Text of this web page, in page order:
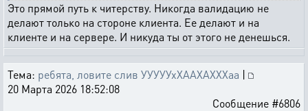
Это прямой путь к читерству. Никогда валидацию не
делают только на стороне клиента. Ее делают и на
клиенте и на сервере. И никуда ты от этого не денешься.
Тема: ребята, ловите слив УУУУУхХААХАХХХаа |
20 Марта 2026 18:52:08
Сообщение #6806